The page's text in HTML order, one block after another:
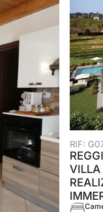
RIF:
VILLA